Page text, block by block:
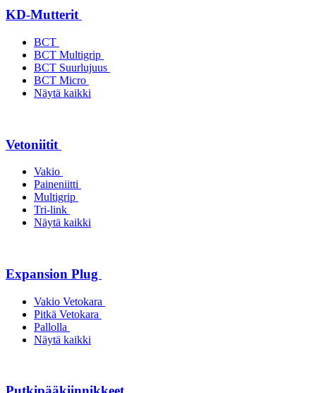
KD-Mutterit
BCT
BCT Multigrip
BCT Suurlujuus
BCT Micro
Näytä kaikki
Vetoniitit
Vakio
Paineniitti
Multigrip
Tri-link
Näytä kaikki
Expansion Plug
Vakio Vetokara
Pitkä Vetokara
Pallolla
Näytä kaikki